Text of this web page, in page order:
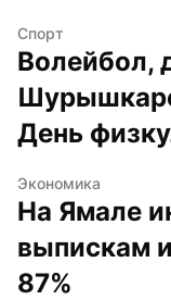
Спорт
Волейбол,
День
Экономика
На Ямале
выпискам
87%